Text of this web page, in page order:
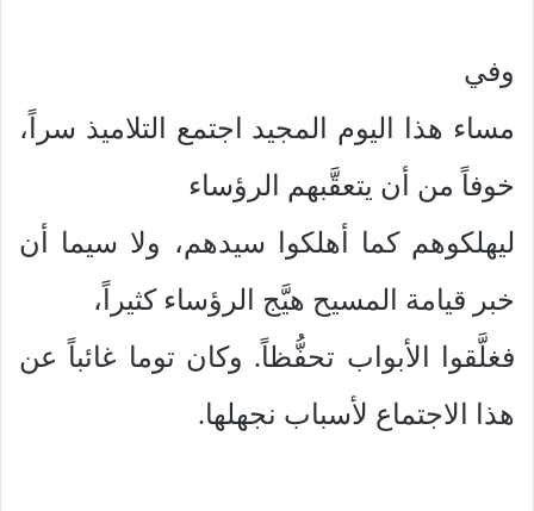
وفي
مساء هذا اليوم المجيد اجتمع التلاميذ سراً،
خوفاً من أن يتعقَّبهم الرؤساء
ليهلكوهم كما أهلكوا سيدهم، ولا سيما أن
خبر قيامة المسيح هيَّج الرؤساء كثيراً،
فغلَّقوا الأبواب تحفُّظاً. وكان توما غائباً عن
هذا الاجتماع لأسباب نجهلها.